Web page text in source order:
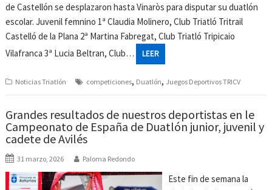
de Castellón se desplazaron hasta Vinaròs para disputar su duatlón
escolar. Juvenil femnino 1ª Claudia Molinero, Club Triatló Tritrail
Castelló de la Plana 2ª Martina Fabregat, Club Triatló Tripicaio
Vilafranca 3ª Lucia Beltran, Club…
LEER
Noticias Triatlón competiciones, Duatlón, Juegos Deportivos TRICV
Grandes resultados de nuestros deportistas en le
Campeonato de España de Duatlón junior, juvenil y
cadete de Avilés
31 marzo, 2026 Paloma Redondo
Este fin de semana la